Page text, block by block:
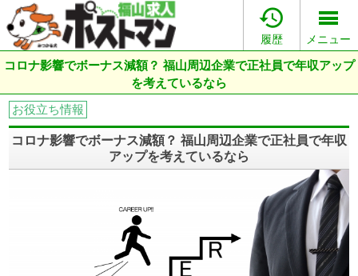

履歴 メニュー
コロナ影響でボーナス減額？ 福山周辺企業で正社員で年収アップ
を考えているなら
お役立ち情報
コロナ影響でボーナス減額？ 福山周辺企業で正社員で年収
アップを考えているなら